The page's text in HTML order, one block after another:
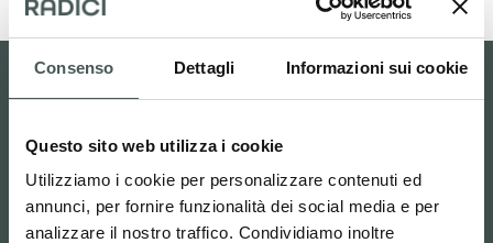
Consenso Dettagli Informazioni sui cookie
Questo sito web utilizza i cookie
Utilizziamo i cookie per personalizzare contenuti ed
annunci, per fornire funzionalità dei social media e per
analizzare il nostro traffico. Condividiamo inoltre
Area riservata Carpet studio
Italiano